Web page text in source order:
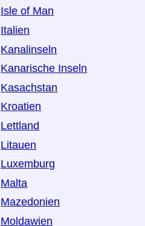
Isle of Man
Italien
Kanalinseln
Kanarische Inseln
Kasachstan
Kroatien
Lettland
Litauen
Luxemburg
Malta
Mazedonien
Moldawien